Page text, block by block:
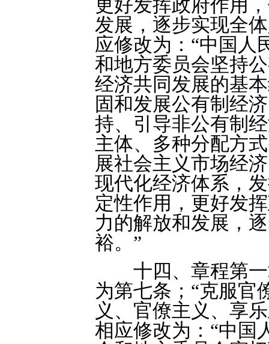
更好发挥政府作用
发展，逐步实现全
应修改为：“中国人
和地方委员会坚持
经济共同发展的基
固和发展公有制经
持、引导非公有制
主体、多种分配方
展社会主义市场经
现代化经济体系，
定性作用，更好发
力的解放和发展，
裕。”
十四、章程第一
为第七条；“克服官
义、官僚主义、享
相应修改为：“中国